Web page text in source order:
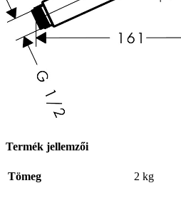
Termék jellemzői
Tömeg 2 kg